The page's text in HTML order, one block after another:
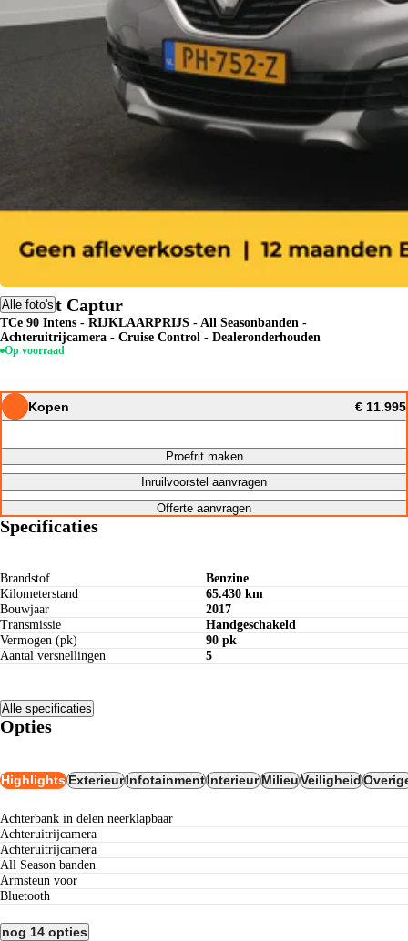
Alle foto's
Renault Captur
TCe 90 Intens - RIJKLAARPRIJS - All Seasonbanden -
Achteruitrijcamera - Cruise Control - Dealeronderhouden
Op voorraad
Kopen € 11.995
Proefrit maken
Inruilvoorstel aanvragen
Offerte aanvragen
Specificaties
Brandstof
Benzine
Kilometerstand
65.430 km
Bouwjaar
2017
Transmissie
Handgeschakeld
Vermogen (pk)
90 pk
Aantal versnellingen
5
Alle specificaties
Opties
HighlightsExterieurInfotainmentInterieurMilieuVeiligheid
Achterbank in delen neerklapbaar
Achteruitrijcamera
Achteruitrijcamera
All Season banden
Armsteun voor
Bluetooth
nog 14 opties